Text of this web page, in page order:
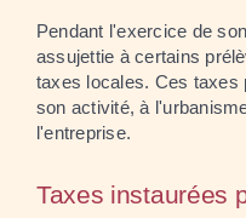
Pendant l'exercice de
assujettie à certains
taxes locales. Ces taxes
son activité, à
l'entreprise.
Taxes instaurées